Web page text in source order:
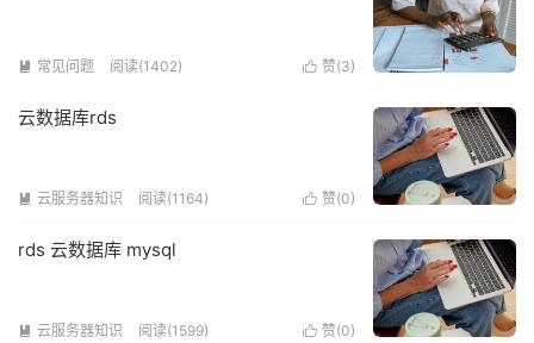
 常见问题 阅读(1402)  赞(3)
云数据库rds
 云服务器知识 阅读(1164)  赞(0)
rds 云数据库 mysql
 云服务器知识 阅读(1599)  赞(0)